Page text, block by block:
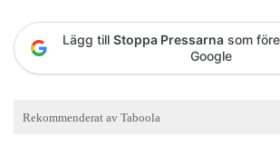
Lägg till Stoppa Pressarna som
Google